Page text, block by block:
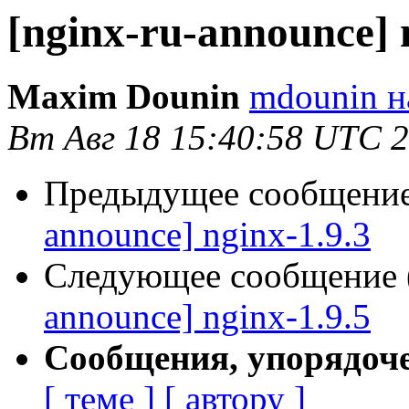
[nginx-ru-announce]
Maxim Dounin mdounin
Вт Авг 18 15:40:58 UTC
Предыдущее
announce] nginx-1.9.3
Следующее сообщение
announce] nginx-1.9.5
Сообщения,
[ теме ] [ автору ]